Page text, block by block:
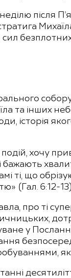
після
сил
та інших
історія
хочу
бажають
ті, що
(Гал. 6:12-
про ті
у